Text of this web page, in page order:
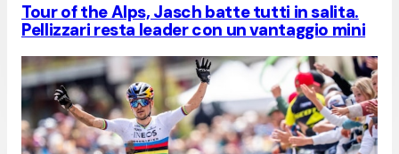
Tour of the Alps, Jasch batte tutti in salita.
Pellizzari resta leader con un vantaggio mini